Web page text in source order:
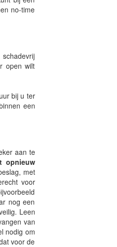
no-time
open wilt
bij u ter
een
aan te
opnieuw
met
voor
nog een
Leen
van
nodig om
voor de